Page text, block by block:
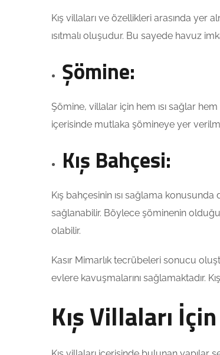
Kış villaları ve özellikleri arasında
ısıtmalı oluşudur. Bu sayede havuz
Şömine:
Şömine, villalar için hem ısı sağlar
içerisinde mutlaka şömineye yer
Kış Bahçesi:
Kış bahçesinin ısı sağlama
sağlanabilir. Böylece şöminenin
olabilir.
Kasır Mimarlık tecrübeleri sonucu
evlere kavuşmalarını sağlamaktadır.
Kış Villaları